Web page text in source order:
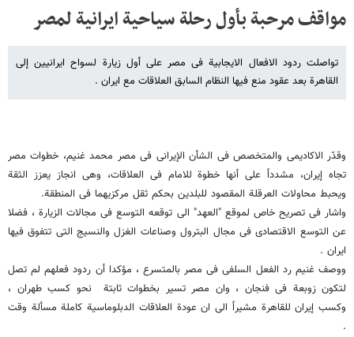
مواقف مرحبة بأول رحلة سیاحیة ایرانیة لمصر
تواصلت ردود الافعال الایجابیة فی مصر على أول زیارة لسواح ایرانیین إلى
القاهرة بعد عقود منع فیها النظام السابق العلاقات مع ایران .
وقدّر الاکادیمی والمتخصص فی الشأن الإیرانی فی مصر محمد غنیم، خطوات مصر
تجاه إیران، مشدداً على أنها خطوة للامام فی العلاقات، وهی انجاز یعزز الثقة
ویحبط محاولات العرقلة المقصود للبلدین بحکم ثقل مرکزیهما فی المنطقة.
واشار فی تصریح خاص لموقع "العهد" الى توقعه التوسع فی مجالات الزیارة ، فضلا
عن التوسع الاقتصادی فی مجال البترول وصناعات الغزل والنسیج التی تتفوق فیها
ایران .
ووصف غنیم رد الفعل السلفی فی مصر بالمتسرع ، مؤکدا أن ردود فعلهم لم تصل
لتکون زوبعة فی فنجان ، وان مصر تسیر بخطوات ثابتة نحو کسب طهران ،
وکسب إیران للقاهرة مشیراً الى ان عودة العلاقات الدبلوماسیة کاملة مسألة وقت
.